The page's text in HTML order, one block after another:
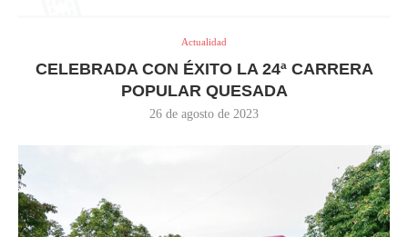
Actualidad
CELEBRADA CON ÉXITO LA 24ª CARRERA
POPULAR QUESADA
26 de agosto de 2023